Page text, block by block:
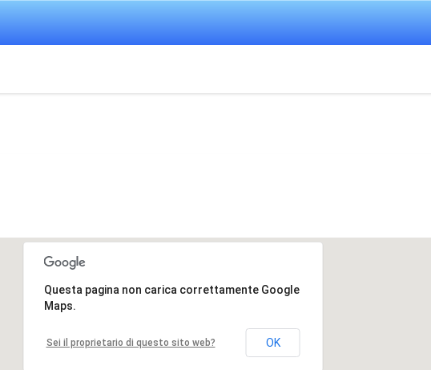
Questa pagina non carica correttamente Google
Maps.
Sei il proprietario di questo sito web? OK